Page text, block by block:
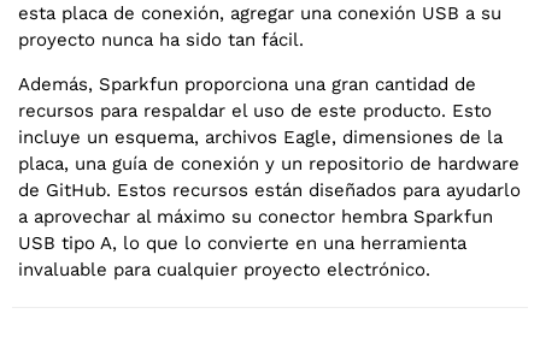
esta placa de conexión, agregar una conexión USB a su
proyecto nunca ha sido tan fácil.
Además, Sparkfun proporciona una gran cantidad de
recursos para respaldar el uso de este producto. Esto
incluye un esquema, archivos Eagle, dimensiones de la
placa, una guía de conexión y un repositorio de hardware
de GitHub. Estos recursos están diseñados para ayudarlo
a aprovechar al máximo su conector hembra Sparkfun
USB tipo A, lo que lo convierte en una herramienta
invaluable para cualquier proyecto electrónico.